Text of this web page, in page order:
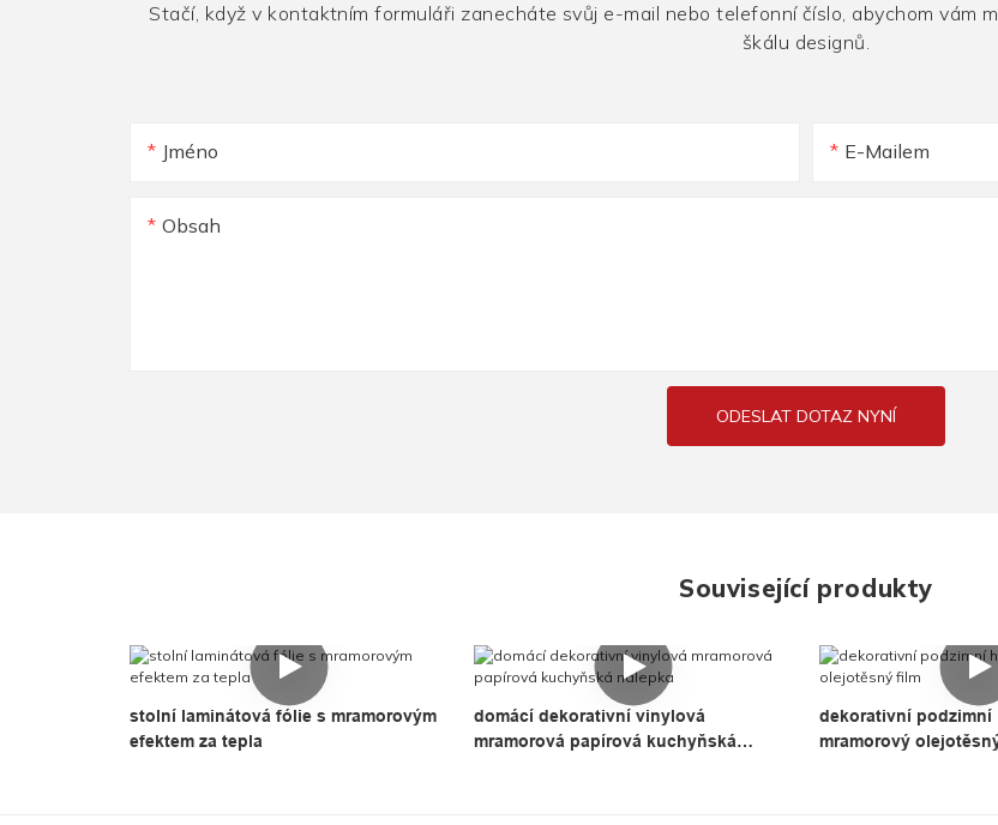
Stačí, když v kontaktním formuláři zanecháte svůj e-mail nebo telefonní číslo, abychom vám
škálu designů.
Jméno E-Mailem
Obsah
ODESLAT DOTAZ NYNÍ
Související produkty
stolní laminátová fólie s mramorovým
efektem za tepla
domácí dekorativní vinylová
mramorová papírová kuchyňská
dekorativní podzimní
mramorový